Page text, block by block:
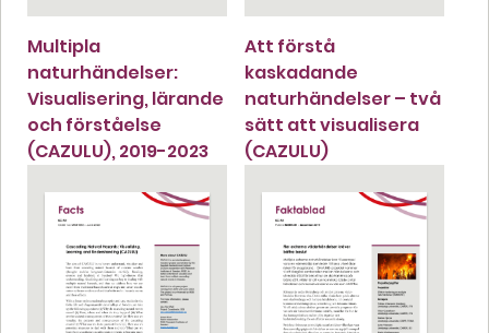
Multipla
naturhändelser:
Visualisering, lärande
och förståelse
(CAZULU), 2019-2023
Att förstå
kaskadande
naturhändelser – två
sätt att visualisera
(CAZULU)